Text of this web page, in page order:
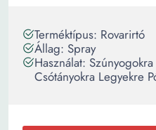
Terméktípus: Rovarirtó
Állag: Spray
Használat:
Csótányokra Legyekre